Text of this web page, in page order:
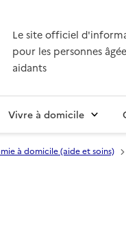
Le site officiel
pour les personnes
aidants
Vivre à domicile
à domicile (aide et soins)